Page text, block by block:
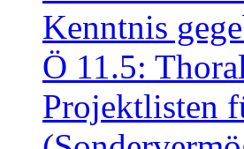
Kenntnis
Ö 11.5:
Projektlisten